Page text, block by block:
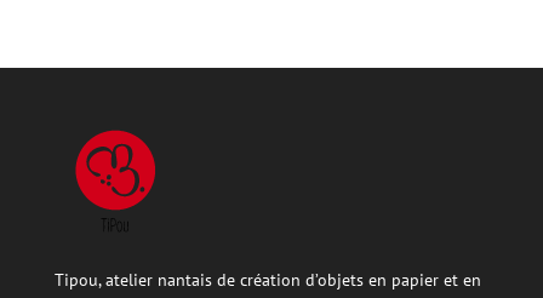
Tipou, atelier nantais de création d’objets en papier et en